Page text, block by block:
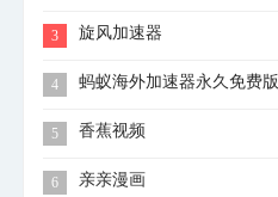
3 旋风加速器
4 蚂蚁海外加速器永久免费版
5 香蕉视频
6 亲亲漫画